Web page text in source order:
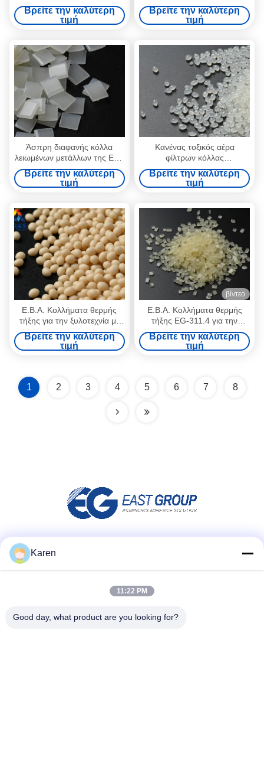
κολλά την καυτή κόλλα
λειωμένων μετάλλων της EVA
για το χαρτοκιβώτιο
Βρείτε την καλύτερη
τιμή
λειωμένων μετάλλων της EVA
καυτή για τη μηχανή υψηλής
ταχύτητας
Βρείτε την καλύτερη
τιμή
Άσπρη διαφανής κόλλα
λειωμένων μετάλλων της EVA
καυτή για το χαρτοκιβώτιο,
δίσκος, συσκευάζοντας κόλλα
περίπτωσης
Βρείτε την καλύτερη
τιμή
Κανένας τοξικός αέρα
φίλτρων κόλλας
συγκολλητικός 25kg της EVA
καυτός άσπρος κίτρινος
λειωμένων μετάλλων
Βρείτε την καλύτερη
τιμή
Ε.Β.Α. Κολλήματα θερμής
τήξης για την ξυλοτεχνία με
λωρίδες στην άκρη EG-
311.37
Βρείτε την καλύτερη
τιμή
βίντεο
Ε.Β.Α. Κολλήματα θερμής
τήξης EG-311.4 για την
σύνδεση άκρων ξυλουργίας
Βρείτε την καλύτερη
τιμή
1 2 3 4 5 6 7 8
Karen
11:22 PM
Good day, what product are you looking for?